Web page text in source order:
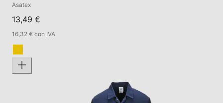
Asatex
13,49 €
16,32 € con IVA